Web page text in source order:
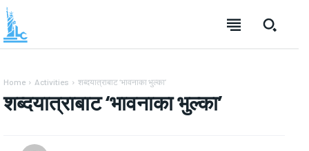
Home Activities शब्दयात्राबाट ‘भावनाका भुल्का’
शब्दयात्राबाट ‘भावनाका भुल्का’